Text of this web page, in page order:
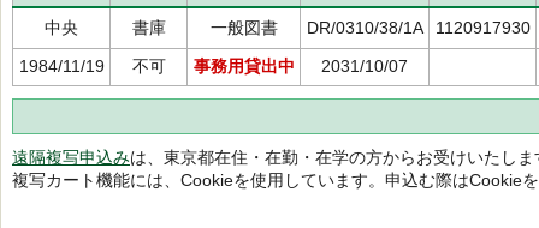
中央
書庫 一般図書 DR/0310/38/1A
1120917930
1984/11/19
不可 事務用貸出中 2031/10/07
遠隔複写申込みは、東京都在住・在勤・在学の方からお受けいたしま
複写カート機能には、Cookieを使用しています。申込む際はCookie